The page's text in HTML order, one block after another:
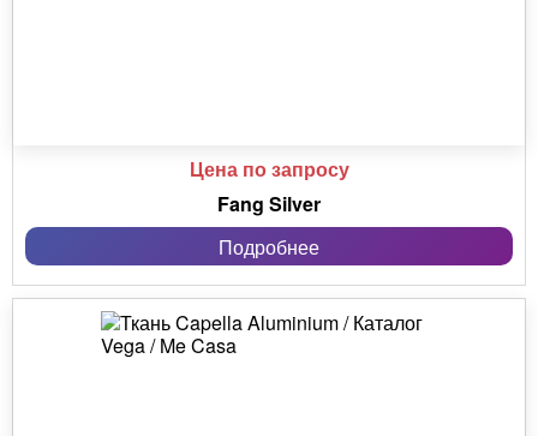
Цена по запросу
Fang Silver
Подробнее